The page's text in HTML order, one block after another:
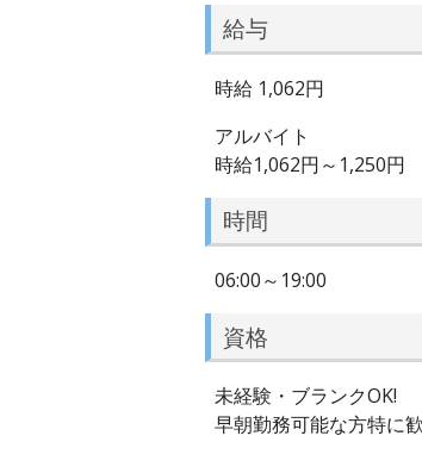
給与
時給 1,062円
アルバイト
時給1,062円～1,250円
時間
06:00～19:00
資格
未経験・ブランクOK!
早朝勤務可能な方特に